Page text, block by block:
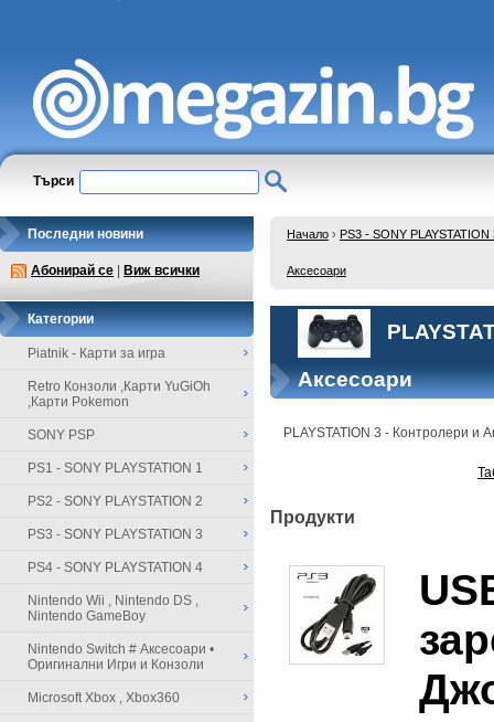
Търси
Последни новини
Абонирай се Виж всички
Категории
Piatnik - Карти за игра
Retro Конзоли ,Карти YuGiOh
,Карти Pokemon
SONY PSP
PS1 - SONY PLAYSTATION 1
PS2 - SONY PLAYSTATION 2
PS3 - SONY PLAYSTATION 3
PS4 - SONY PLAYSTATION 4
Nintendo Wii , Nintendo DS ,
Nintendo GameBoy
Nintendo Switch # Аксесоари •
Оригинални Игри и Конзоли
Microsoft Xbox , Xbox360
Начало › PS3 - SONY PLAYSTATION
Аксесоари
Аксесоари
PLAYSTATION 3 - Контролери и
Продукти